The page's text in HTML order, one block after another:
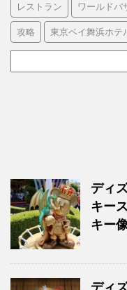
レストラン ワールドバ
攻略 東京ベイ舞浜ホテ
ディ
キー
キー